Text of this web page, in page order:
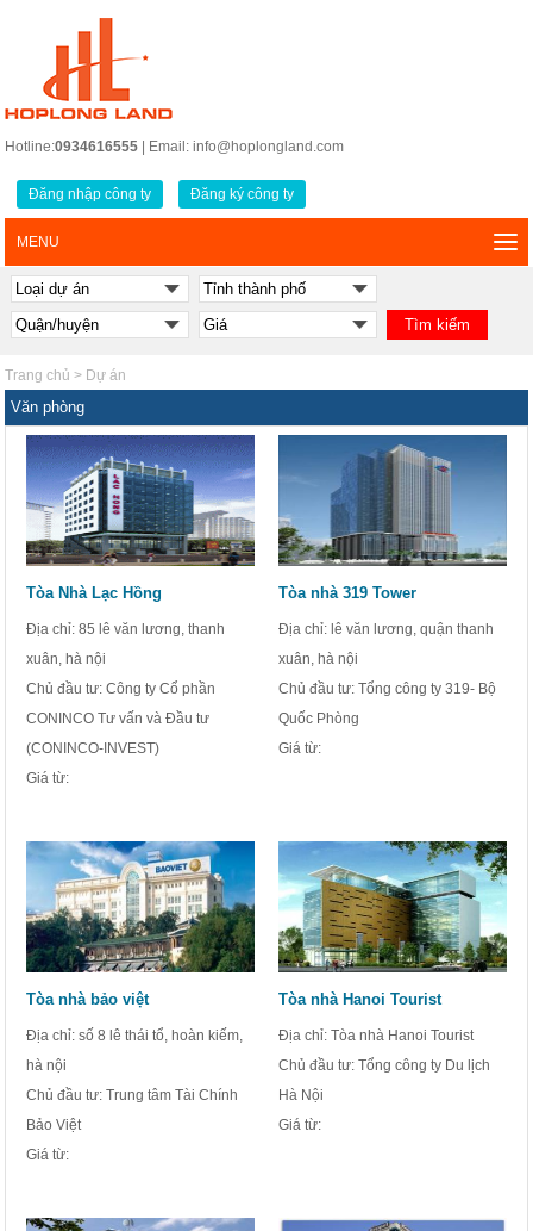
Hotline:0934616555 | Email: info@hoplongland.com
Đăng nhập công ty Đăng ký công ty
MENU
Trang chủ > Dự án
Văn phòng
Tòa Nhà Lạc Hồng
Địa chỉ: 85 lê văn lương, thanh
xuân, hà nội
Chủ đầu tư: Công ty Cổ phần
CONINCO Tư vấn và Đầu tư
(CONINCO-INVEST)
Giá từ:
Tòa nhà 319 Tower
Địa chỉ: lê văn lương, quận thanh
xuân, hà nội
Chủ đầu tư: Tổng công ty 319- Bộ
Quốc Phòng
Giá từ:
Tòa nhà bảo việt
Địa chỉ: số 8 lê thái tổ, hoàn kiếm,
hà nội
Chủ đầu tư: Trung tâm Tài Chính
Bảo Việt
Giá từ:
Tòa nhà Hanoi Tourist
Địa chỉ: Tòa nhà Hanoi Tourist
Chủ đầu tư: Tổng công ty Du lịch
Hà Nội
Giá từ: